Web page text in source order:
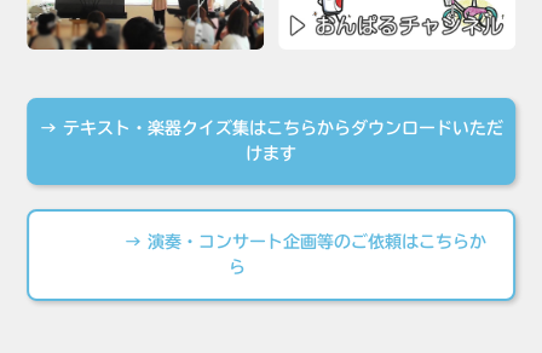
→ テキスト・楽器クイズ集はこちらからダウンロードいただ
けます
→ 演奏・コンサート企画等のご依頼はこちらか
ら